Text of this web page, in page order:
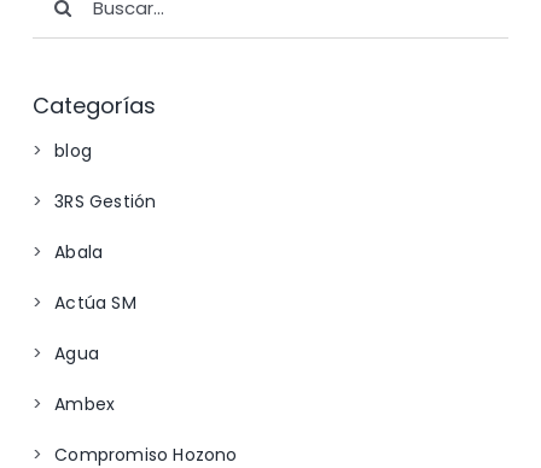
Categorías
blog
3RS Gestión
Abala
Actúa SM
Agua
Ambex
Compromiso Hozono